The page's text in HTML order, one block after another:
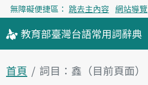
無障礙便捷區： 跳去主內容 網站導覽
教育部臺灣台語常用詞辭典
首頁 詞目：鑫（目前頁面）